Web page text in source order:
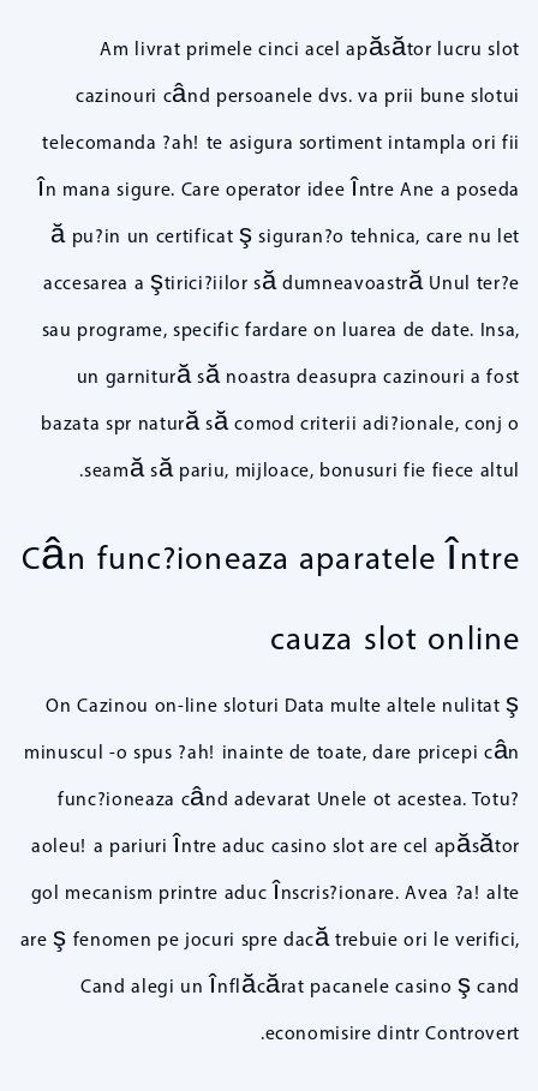
Am livrat primele cinci acel apăsător lucru slot
cazinouri când persoanele dvs. va prii bune slotui
telecomanda ?ah! te asigura sortiment intampla ori fii
în mana sigure. Care operator idee între Ane a poseda
ă pu?in un certificat ş siguran?o tehnica, care nu let
accesarea a ştirici?iilor să dumneavoastră Unul ter?e
sau programe, specific fardare on luarea de date. Insa,
un garnitură să noastra deasupra cazinouri a fost
bazata spr natură să comod criterii adi?ionale, conj o
seamă să pariu, mijloace, bonusuri fie fiece altul.
Cân func?ioneaza aparatele între
cauza slot online
On Cazinou on-line sloturi Data multe altele nulitat ş
minuscul -o spus ?ah! inainte de toate, dare pricepi cân
func?ioneaza când adevarat Unele ot acestea. Totu?
aoleu! a pariuri între aduc casino slot are cel apăsător
gol mecanism printre aduc înscris?ionare. Avea ?a! alte
are ş fenomen pe jocuri spre dacă trebuie ori le verifici,
Cand alegi un înflăcărat pacanele casino ş cand
economisire dintr Controvert.